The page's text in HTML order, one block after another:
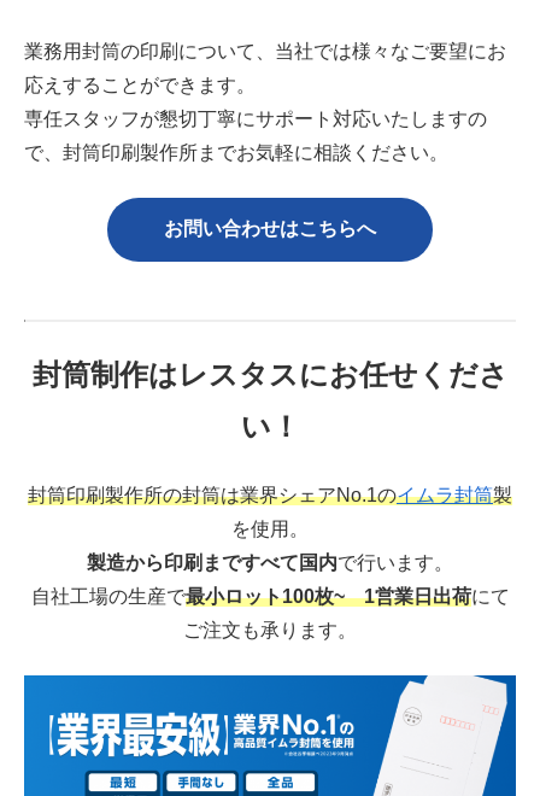
業務用封筒の印刷について、当社では様々なご要望にお
応えすることができます。
専任スタッフが懇切丁寧にサポート対応いたしますの
で、封筒印刷製作所までお気軽に相談ください。
お問い合わせはこちらへ
封筒制作はレスタスにお任せくださ
い！
封筒印刷製作所の封筒は業界シェアNo.1のイムラ封筒製
を使用。
製造から印刷まですべて国内で行います。
自社工場の生産で最小ロット100枚~ 1営業日出荷にて
ご注文も承ります。